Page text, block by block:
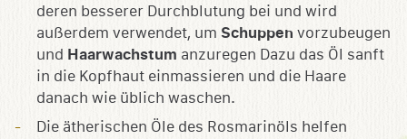
deren besserer Durchblutung bei und wird
außerdem verwendet, um Schuppen vorzubeugen
und Haarwachstum anzuregen Dazu das Öl sanft
in die Kopfhaut einmassieren und die Haare
danach wie üblich waschen.
Die ätherischen Öle des Rosmarinöls helfen